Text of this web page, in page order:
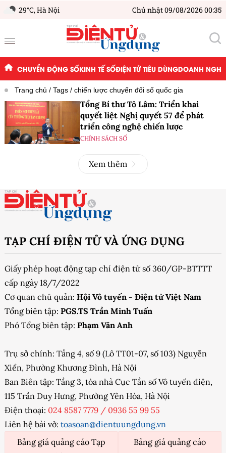
29°C,Hà Nội Chủ nhật 09/08/2026 00:35
CHUYỂN ĐỘNG SỐKINH TẾ SỐĐIỆN TỬ TIÊU DÙNGDOANH
Trang chủ Tags chiến lược chuyển đổi số quốc gia
Tổng Bí thư Tô Lâm: Triển khai
quyết liệt Nghị quyết 57 để phát
triển công nghệ chiến lược
CHÍNH SÁCH SỐ
Xem thêm
TẠP CHÍ ĐIỆN TỬ VÀ ỨNG DỤNG
Giấy phép hoạt động tạp chí điện tử số 360/GP-BTTTT
cấp ngày 18/7/2022
Cơ quan chủ quản: Hội Vô tuyến - Điện tử Việt Nam
Tổng biên tập: PGS.TS Trần Minh Tuấn
Phó Tổng biên tập: Phạm Văn Anh
Trụ sở chính: Tầng 4, số 9 (Lô TT01-07, số 103) Nguyễn
Xiển, Phường Khương Đình, Hà Nội
Ban Biên tập: Tầng 3, tòa nhà Cục Tần số Vô tuyến điện,
115 Trần Duy Hưng, Phường Yên Hòa, Hà Nội
Điện thoại: 024 8587 7779 / 0936 55 99 55
Liên hệ bài vở: toasoan@dientuungdung.vn
Bảng giá quảng cáo Tạp
Bảng giá quảng cáo